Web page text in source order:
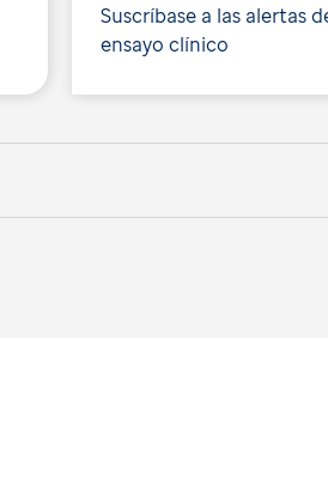
Suscríbase a las alertas
ensayo clínico